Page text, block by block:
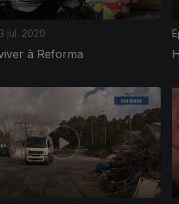
jul. 2020
à Reforma